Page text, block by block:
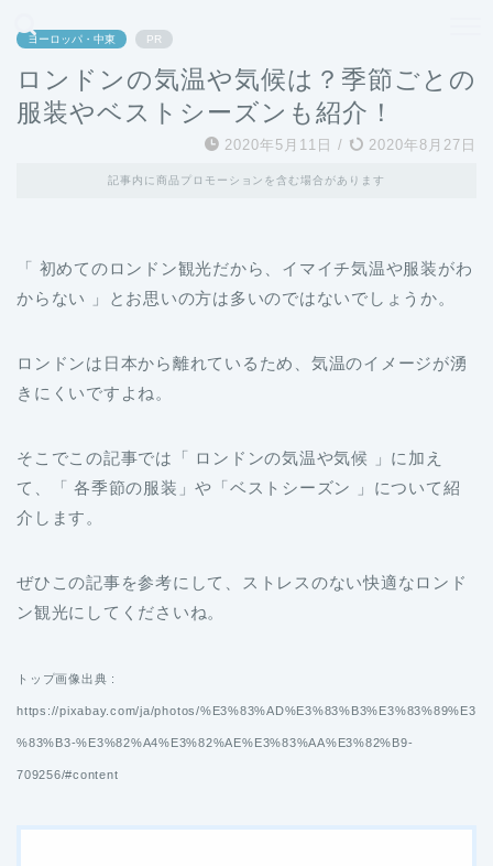
ヨーロッパ・中東 PR
ロンドンの気温や気候は？季節ごとの
服装やベストシーズンも紹介！
2020年5月11日 / 2020年8月27日
記事内に商品プロモーションを含む場合があります
「 初めてのロンドン観光だから、イマイチ気温や服装がわ
からない 」とお思いの方は多いのではないでしょうか。
ロンドンは日本から離れているため、気温のイメージが湧
きにくいですよね。
そこでこの記事では「 ロンドンの気温や気候 」に加え
て、「 各季節の服装」や「ベストシーズン 」について紹
介します。
ぜひこの記事を参考にして、ストレスのない快適なロンド
ン観光にしてくださいね。
トップ画像出典 :
https://pixabay.com/ja/photos/%E3%83%AD%E3%83%B3%E3%83%89%E3
%83%B3-%E3%82%A4%E3%82%AE%E3%83%AA%E3%82%B9-
709256/#content